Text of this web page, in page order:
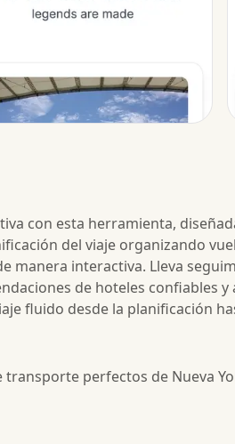
con esta herramienta,
del viaje organizando
manera interactiva. Lleva
de hoteles confiables y
fluido desde la planificación
perfectos de Nueva